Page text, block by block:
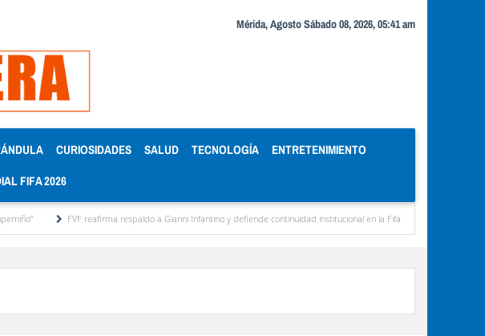
Mérida, Agosto Sábado 08, 2026, 05:41 am
CURIOSIDADES SALUD TECNOLOGÍA ENTRETENIMIENTO
FIFA 2026
FVF reafirma respaldo a Gianni Infantino y defiende continuidad institucional en la Fifa Organismos públicos